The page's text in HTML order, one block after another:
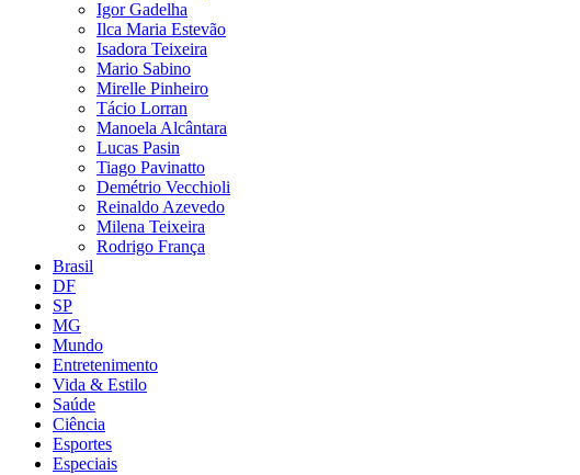
Igor Gadelha
Ilca Maria Estevão
Isadora Teixeira
Mario Sabino
Mirelle Pinheiro
Tácio Lorran
Manoela Alcântara
Lucas Pasin
Tiago Pavinatto
Demétrio Vecchioli
Reinaldo Azevedo
Milena Teixeira
Rodrigo França
Brasil
DF
SP
MG
Mundo
Entretenimento
Vida & Estilo
Saúde
Ciência
Esportes
Especiais